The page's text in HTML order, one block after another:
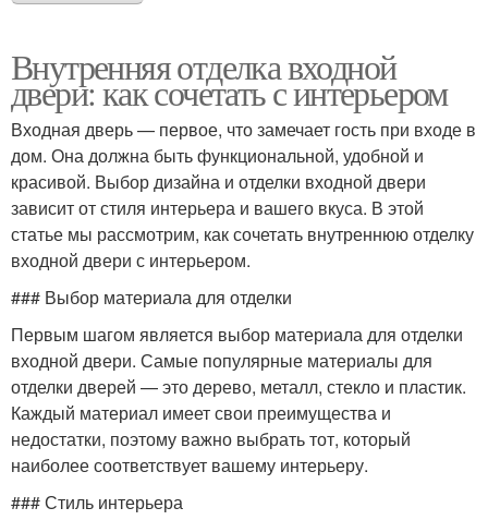
Внутренняя отделка входной
двери: как сочетать с интерьером
Входная дверь — первое, что замечает гость при входе в
дом. Она должна быть функциональной, удобной и
красивой. Выбор дизайна и отделки входной двери
зависит от стиля интерьера и вашего вкуса. В этой
статье мы рассмотрим, как сочетать внутреннюю отделку
входной двери с интерьером.
### Выбор материала для отделки
Первым шагом является выбор материала для отделки
входной двери. Самые популярные материалы для
отделки дверей — это дерево, металл, стекло и пластик.
Каждый материал имеет свои преимущества и
недостатки, поэтому важно выбрать тот, который
наиболее соответствует вашему интерьеру.
### Стиль интерьера